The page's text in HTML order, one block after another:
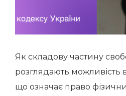
Як складову частину
розглядають можливість
що означає право